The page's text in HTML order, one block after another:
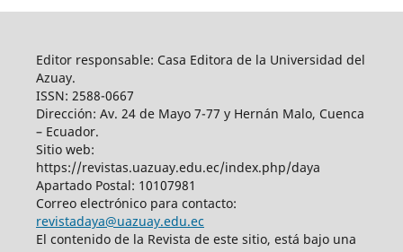
Editor responsable: Casa Editora de la Universidad del
Azuay.
ISSN: 2588-0667
Dirección: Av. 24 de Mayo 7-77 y Hernán Malo, Cuenca
– Ecuador.
Sitio web:
https://revistas.uazuay.edu.ec/index.php/daya
Apartado Postal: 10107981
Correo electrónico para contacto:
revistadaya@uazuay.edu.ec
El contenido de la Revista de este sitio, está bajo una